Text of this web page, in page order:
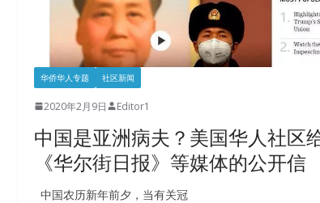
华侨华人专题 社区新闻
2020年2月9日 Editor1
中国是亚洲病夫？美国华人社区
《华尔街日报》等媒体的公开信
中国农历新年前夕，当有关冠